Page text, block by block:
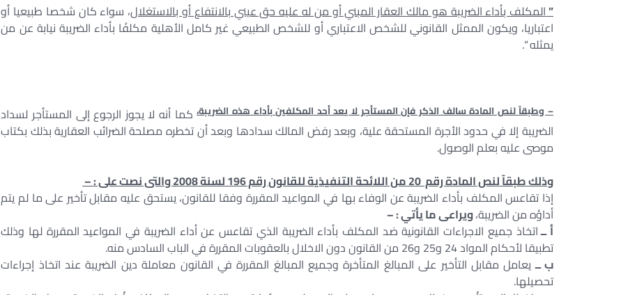
”المكلف بأداء الضريبة هو مالك العقار المبني أو من له عليه حق عيني بالانتفاع أو بالاستغلال، سواء كان شخصا طبيعيا أو
اعتباريا، ويكون الممثل القانوني للشخص الاعتباري أو للشخص الطبيعي غير كامل الأهلية مكلفًا بأداء الضريبة نيابة عن من
يمثله “.
– وطبقآ لنص المادة سالف الذكر فإن المستأجر لا يعد أحد المكلفين بأداء هذه الضريبة،كما أنه لا يجوز الرجوع إلى المستأجر لسداد
الضريبة إلا في حدود الأجرة المستحقة علية، وبعد رفض المالك سدادها وبعد أن تخطره مصلحة الضرائب العقارية بذلك بكتاب
موصى عليه بعلم الوصول.
وذلك طبقآ لنص المادة رقم 20 من اللائحة التنفيذية للقانون رقم 196 لسنة 2008 والتى نصت على : –
إذا تقاعس المكلف بأداء الضريبة عن الوفاء بها في المواعيد المقررة وفقا للقانون، يستحق عليه مقابل تأخير على ما لم يتم
أداؤه من الضريبة،ويراعى ما يأتي : –
أ ــاتخاذ جميع الاجراءات القانونية ضد المكلف بأداء الضريبة الذي تقاعس عن أداء الضريبة في المواعيد المقررة لها وذلك
تطبيقا لأحكام المواد 24 و25 و26 من القانون دون الاخلال بالعقوبات المقررة في الباب السادس منه.
ب ــيعامل مقابل التأخير على المبالغ المتأخرة وجميع المبالغ المقررة في القانون معاملة دين الضريبة عند اتخاذ إجراءات
تحصيلها.